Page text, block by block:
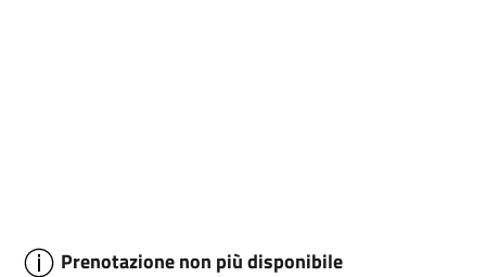
Prenotazione non più disponibile